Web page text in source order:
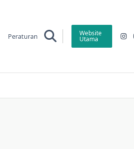
Peraturan Website
Utama